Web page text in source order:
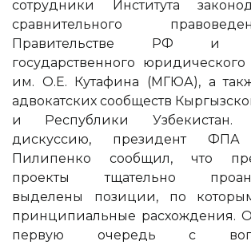
сотрудники Института
сравнительного
Правительстве РФ и
государственного юридического
им. О.Е. Кутафина (МГЮА), а
адвокатских сообществ
и Республики Узбекистан.
дискуссию, президент
Пилипенко сообщил, что
проекты тщательно
выделены позиции, по
принципиальные расхождения.
первую очередь с